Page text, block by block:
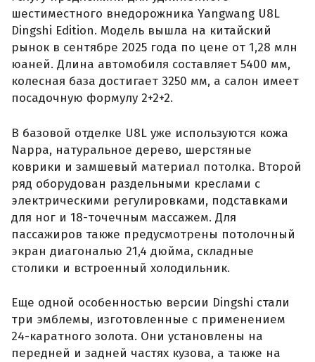
шестиместного внедорожника Yangwang U8L
Dingshi Edition. Модель вышла на китайский
рынок в сентябре 2025 года по цене от 1,28 млн
юаней. Длина автомобиля составляет 5400 мм,
колесная база достигает 3250 мм, а салон имеет
посадочную формулу 2+2+2.
В базовой отделке U8L уже используются кожа
Nappa, натуральное дерево, шерстяные
коврики и замшевый материал потолка. Второй
ряд оборудован раздельными креслами с
электрическими регулировками, подставками
для ног и 18-точечным массажем. Для
пассажиров также предусмотрены потолочный
экран диагональю 21,4 дюйма, складные
столики и встроенный холодильник.
Еще одной особенностью версии Dingshi стали
три эмблемы, изготовленные с применением
24-каратного золота. Они установлены на
передней и задней частях кузова, а также на